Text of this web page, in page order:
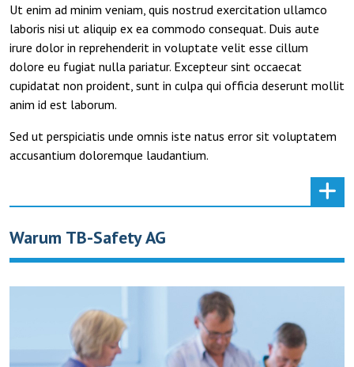
Ut enim ad minim veniam, quis nostrud exercitation ullamco
laboris nisi ut aliquip ex ea commodo consequat. Duis aute
irure dolor in reprehenderit in voluptate velit esse cillum
dolore eu fugiat nulla pariatur. Excepteur sint occaecat
cupidatat non proident, sunt in culpa qui officia deserunt mollit
anim id est laborum.
Sed ut perspiciatis unde omnis iste natus error sit voluptatem
accusantium doloremque laudantium.
Warum TB-Safety AG